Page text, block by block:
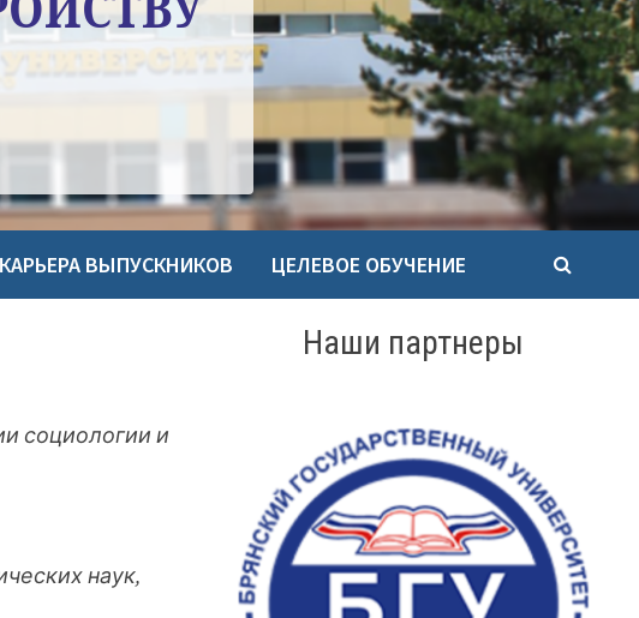
КАРЬЕРА ВЫПУСКНИКОВ ЦЕЛЕВОЕ ОБУЧЕНИЕ
социологии и
наук,
Наши партнеры